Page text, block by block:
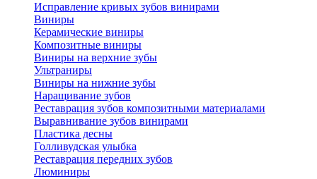
Исправление кривых зубов винирами
Виниры
Керамические виниры
Композитные виниры
Виниры на верхние зубы
Ультраниры
Виниры на нижние зубы
Наращивание зубов
Реставрация зубов композитными материалами
Выравнивание зубов винирами
Пластика десны
Голливудская улыбка
Реставрация передних зубов
Люминиры